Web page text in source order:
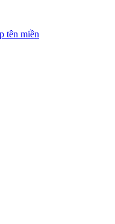
tên miền